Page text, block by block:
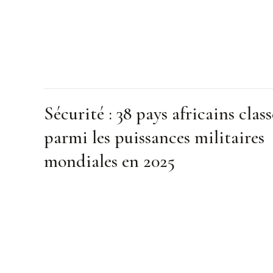
Sécurité : 38 pays africains
parmi les puissances militaires
mondiales en 2025